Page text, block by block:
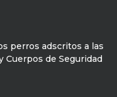
perros adscritos a las
Cuerpos de Seguridad